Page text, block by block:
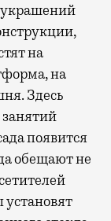
украшений
на
на
Здесь
появится
обещают не
установят